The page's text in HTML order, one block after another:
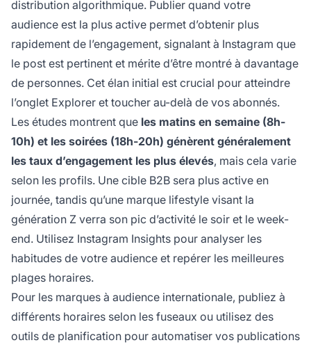
distribution algorithmique. Publier quand votre
audience est la plus active permet d’obtenir plus
rapidement de l’engagement, signalant à Instagram que
le post est pertinent et mérite d’être montré à davantage
de personnes. Cet élan initial est crucial pour atteindre
l’onglet Explorer et toucher au-delà de vos abonnés.
Les études montrent que les matins en semaine (8h-
10h) et les soirées (18h-20h) génèrent généralement
les taux d’engagement les plus élevés, mais cela varie
selon les profils. Une cible B2B sera plus active en
journée, tandis qu’une marque lifestyle visant la
génération Z verra son pic d’activité le soir et le week-
end. Utilisez Instagram Insights pour analyser les
habitudes de votre audience et repérer les meilleures
plages horaires.
Pour les marques à audience internationale, publiez à
différents horaires selon les fuseaux ou utilisez des
outils de planification pour automatiser vos publications